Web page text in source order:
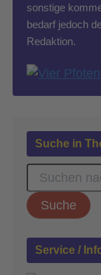
sonstige
bedarf jedoch
Redaktion.
Suche in
S
c
h
n
Service /